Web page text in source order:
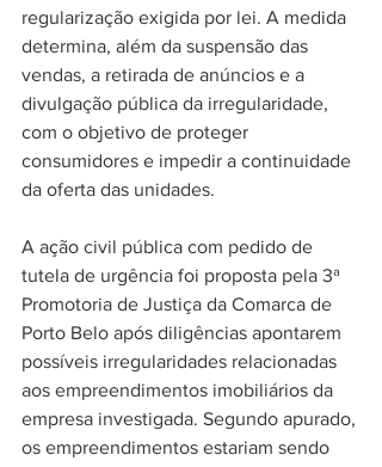
regularização exigida por lei. A medida
determina, além da suspensão das
vendas, a retirada de anúncios e a
divulgação pública da irregularidade,
com o objetivo de proteger
consumidores e impedir a continuidade
da oferta das unidades.
A ação civil pública com pedido de
tutela de urgência foi proposta pela 3ª
Promotoria de Justiça da Comarca de
Porto Belo após diligências apontarem
possíveis irregularidades relacionadas
aos empreendimentos imobiliários da
empresa investigada. Segundo apurado,
os empreendimentos estariam sendo